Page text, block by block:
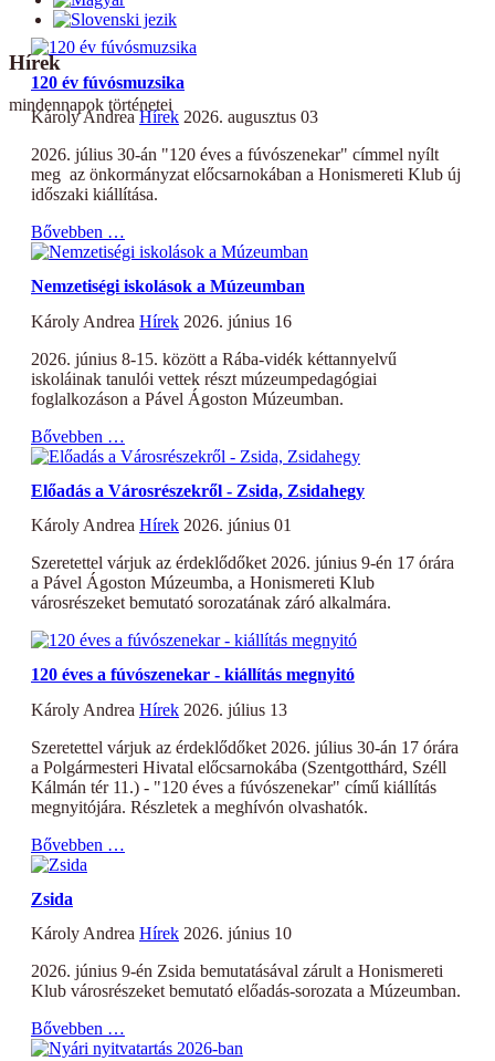
Hírek
mindennapok történetei
120 év fúvósmuzsika
Károly Andrea Hírek 2026. augusztus 03
2026. július 30-án "120 éves a fúvószenekar" címmel nyílt
meg az önkormányzat előcsarnokában a Honismereti Klub új
időszaki kiállítása.
Bővebben …
Nemzetiségi iskolások a Múzeumban
Károly Andrea Hírek 2026. június 16
2026. június 8-15. között a Rába-vidék kéttannyelvű
iskoláinak tanulói vettek részt múzeumpedagógiai
foglalkozáson a Pável Ágoston Múzeumban.
Bővebben …
Előadás a Városrészekről - Zsida, Zsidahegy
Károly Andrea Hírek 2026. június 01
Szeretettel várjuk az érdeklődőket 2026. június 9-én 17 órára
a Pável Ágoston Múzeumba, a Honismereti Klub
városrészeket bemutató sorozatának záró alkalmára.
120 éves a fúvószenekar - kiállítás megnyitó
Károly Andrea Hírek 2026. július 13
Szeretettel várjuk az érdeklődőket 2026. július 30-án 17 órára
a Polgármesteri Hivatal előcsarnokába (Szentgotthárd, Széll
Kálmán tér 11.) - "120 éves a fúvószenekar" című kiállítás
megnyitójára. Részletek a meghívón olvashatók.
Bővebben …
Zsida
Károly Andrea Hírek 2026. június 10
2026. június 9-én Zsida bemutatásával zárult a Honismereti
Klub városrészeket bemutató előadás-sorozata a Múzeumban.
Bővebben …